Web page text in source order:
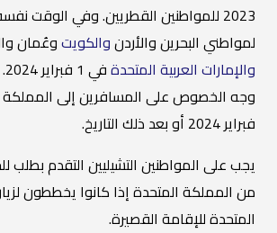
2023 للمواطنين القطريين. وفي الوقت
لمواطني البحرين والأردنوالكويتوعُمان
والإمارات العربية المتحدة
فبراير 2024 أو بعد ذلك التاريخ.
من المملكة المتحدة إذا كانوا يخططون
المتحدة للإقامة القصيرة.